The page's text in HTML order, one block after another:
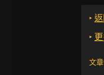
‣
‣
文